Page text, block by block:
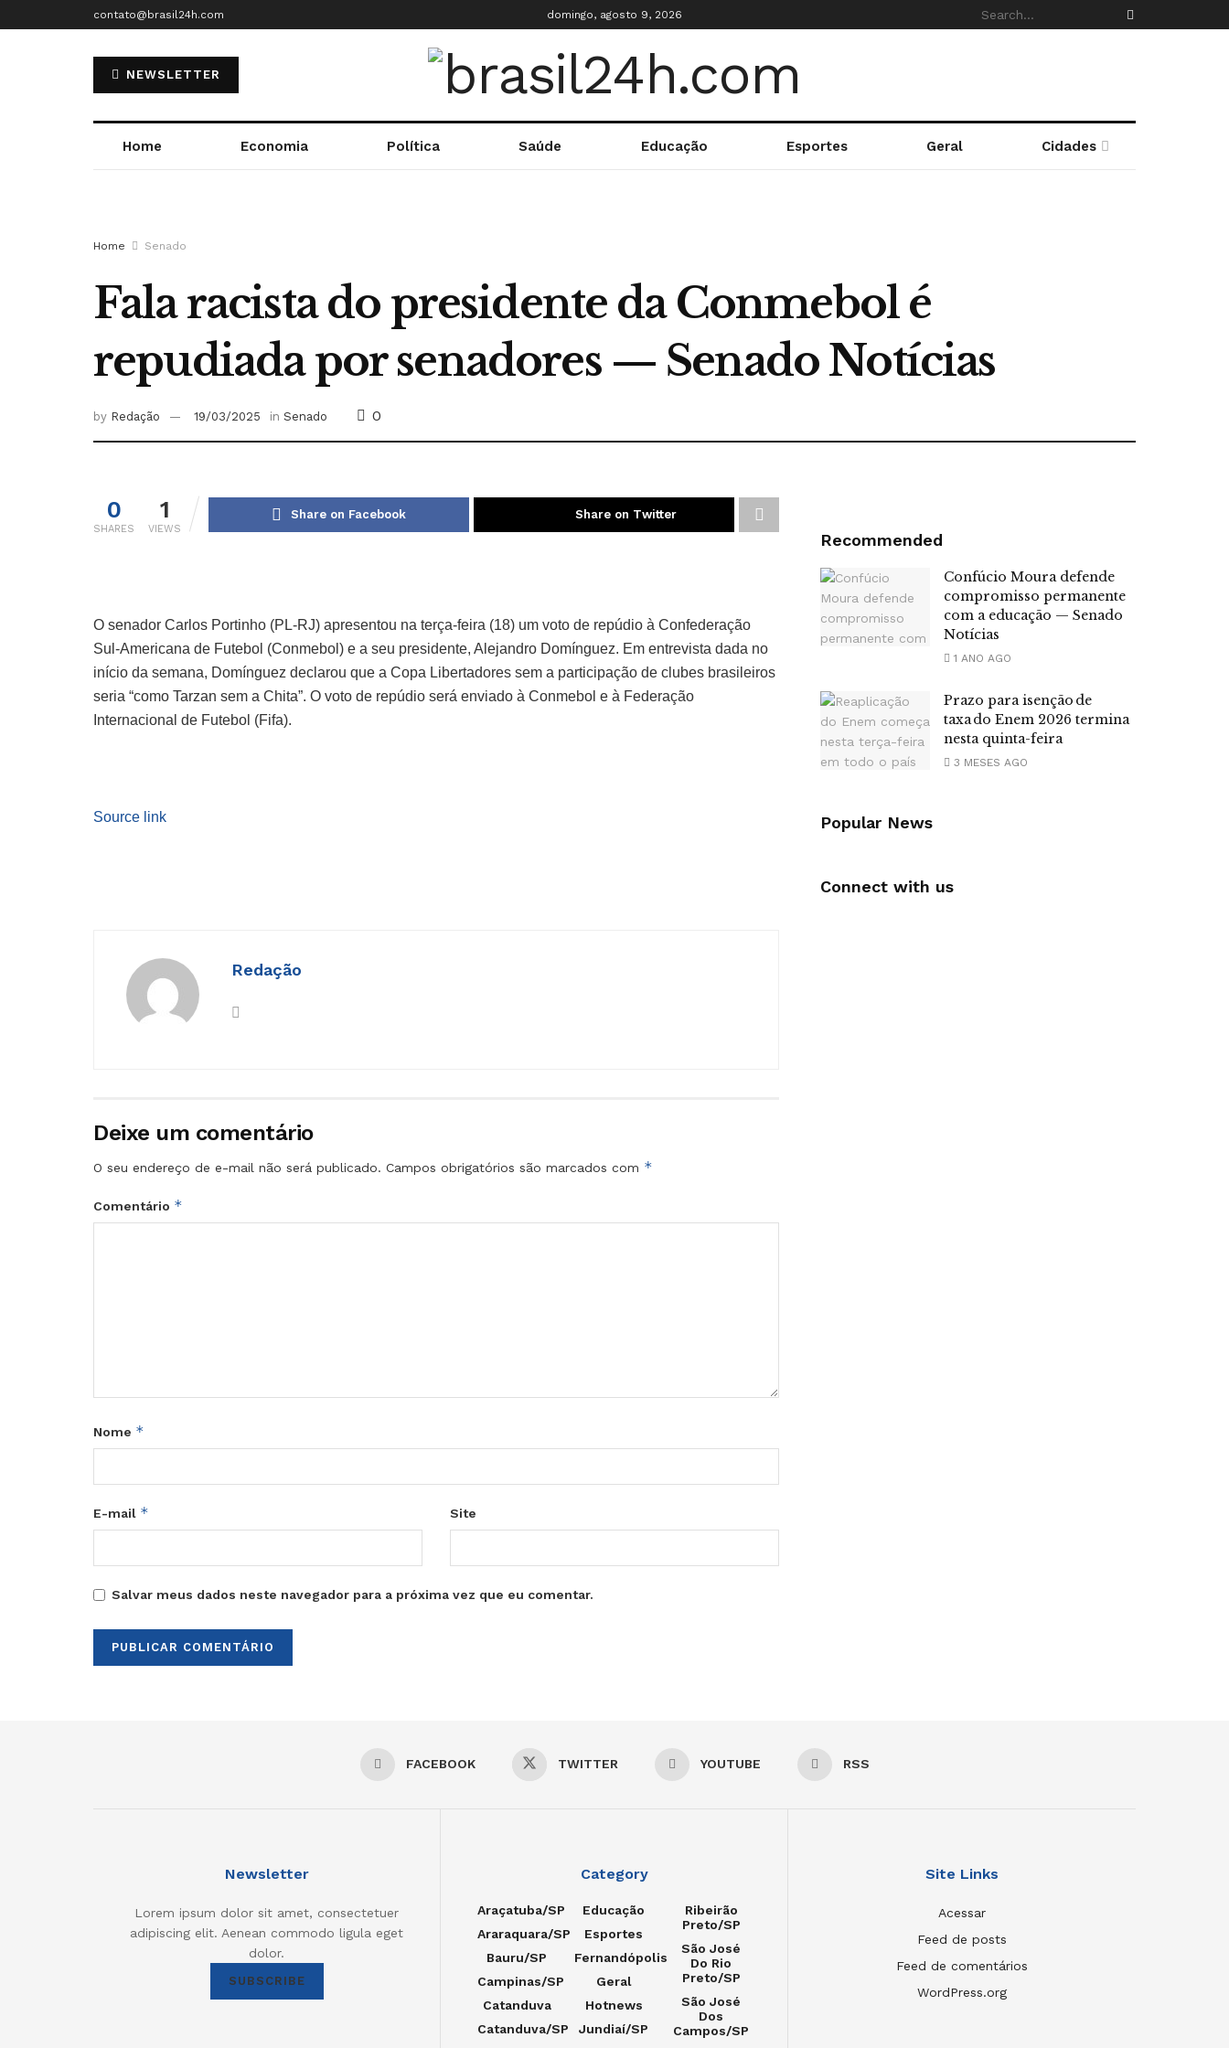
contato@brasil24h.com domingo, agosto 9, 2026
NEWSLETTER
Home Economia Política Saúde Educação Esportes Geral Cidades
Home Senado
Fala racista do presidente da Conmebol é
repudiada por senadores — Senado Notícias
by Redação 19/03/2025 in Senado 0
0
SHARES
1
VIEWS
Share on Facebook Share on Twitter
O senador Carlos Portinho (PL-RJ) apresentou na terça-feira (18) um voto de repúdio à Confederação
Sul-Americana de Futebol (Conmebol) e a seu presidente, Alejandro Domínguez. Em entrevista dada no
início da semana, Domínguez declarou que a Copa Libertadores sem a participação de clubes brasileiros
seria “como Tarzan sem a Chita”. O voto de repúdio será enviado à Conmebol e à Federação
Internacional de Futebol (Fifa).
Source link
Redação
Deixe um comentário
O seu endereço de e-mail não será publicado. Campos obrigatórios são marcados com *
Comentário *
Nome *
E-mail * Site
Salvar meus dados neste navegador para a próxima vez que eu comentar.
Recommended
Confúcio Moura defende
compromisso permanente
com a educação — Senado
Notícias
1 ANO AGO
Prazo para isenção de
taxa do Enem 2026 termina
nesta quinta-feira
3 MESES AGO
Popular News
Connect with us
FACEBOOK TWITTER YOUTUBE RSS
Newsletter
Lorem ipsum dolor sit amet, consectetuer
adipiscing elit. Aenean commodo ligula eget
dolor.
SUBSCRIBE
Category
Araçatuba/SP
Araraquara/SP
Bauru/SP
Campinas/SP
Catanduva
Catanduva/SP
Educação
Esportes
Fernandópolis
Geral
Hotnews
Jundiaí/SP
Ribeirão
Preto/SP
São José
Do Rio
Preto/SP
São José
Dos
Campos/SP
Site Links
Acessar
Feed de posts
Feed de comentários
WordPress.org